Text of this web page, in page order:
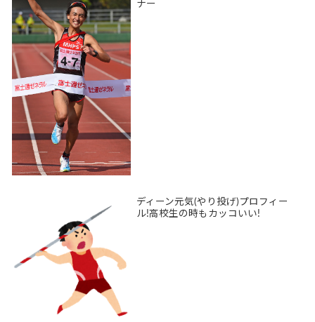
ナー
ディーン元気(やり投げ)プロフィー
ル!高校生の時もカッコいい!